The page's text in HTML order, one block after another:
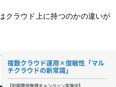
クラウド上に持つのかの違いが